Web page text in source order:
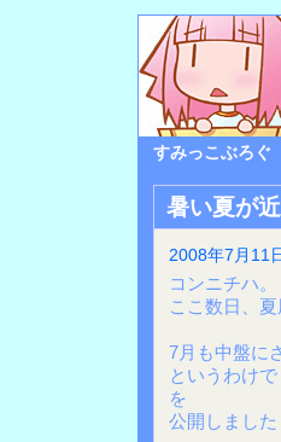
すみっこぶろぐ
暑い夏が
2008年7月11
コンニチハ。
ここ数日、
7月も中盤に
というわけ
を
公開しました